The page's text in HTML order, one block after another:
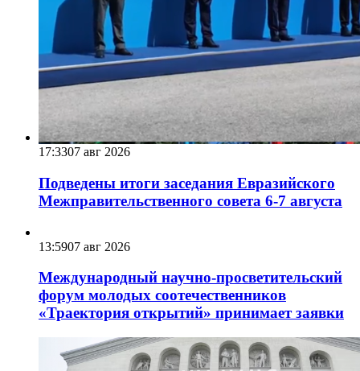
17:3307 авг 2026
Подведены итоги заседания Евразийского
Межправительственного совета 6-7 августа
13:5907 авг 2026
Международный научно-просветительский
форум молодых соотечественников
«Траектория открытий» принимает заявки